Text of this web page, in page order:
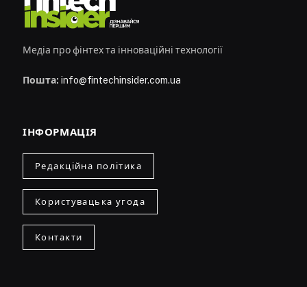
Медіа про фінтех та інноваційні технології
Пошта: info@fintechinsider.com.ua
ІНФОРМАЦІЯ
Редакційна політика
Користувацька угода
Контакти